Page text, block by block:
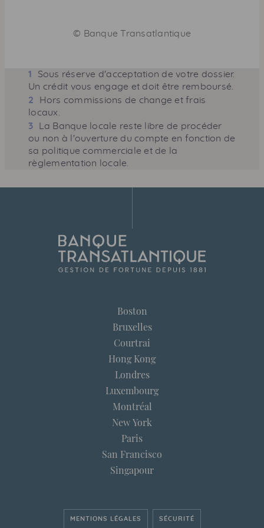
© Banque Transatlantique
1
Sous réserve d'acceptation de votre dossier.
Un crédit vous engage et doit être remboursé.
2
Hors commissions de change et frais
locaux.
3
La Banque locale reste libre de procéder
ou non à l'ouverture du compte en fonction de
sa politique commerciale et de la
règlementation locale.
Boston
Bruxelles
Courtrai
Hong Kong
Londres
Luxembourg
Montréal
New York
Paris
San Francisco
Singapour
MENTIONS LÉGALES SÉCURITÉ